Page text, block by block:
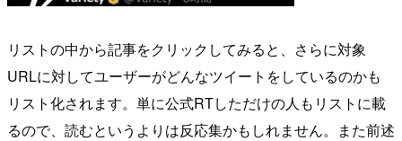
リストの中から記事をクリックしてみると、さらに対象
URLに対してユーザーがどんなツイートをしているのかも
リスト化されます。単に公式RTしただけの人もリストに載
るので、読むというよりは反応集かもしれません。また前述